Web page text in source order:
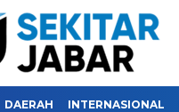
DAERAH INTERNASIONAL